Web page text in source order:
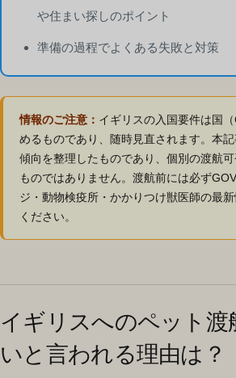
や住まい探しのポイント
準備の過程でよくある失敗と対策
情報のご注意： イギリスの入国要件は国
めるものであり、随時見直されます。本
傾向を整理したものであり、個別の渡航
ものではありません。渡航前には必ず
ジ・動物検疫所・かかりつけ獣医師の最
ください。
イギリスへのペット渡
いと言われる理由は？